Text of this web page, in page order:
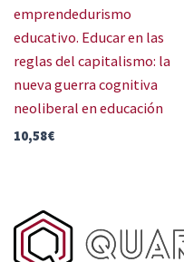
emprendedurismo
educativo. Educar en las
reglas del capitalismo: la
nueva guerra cognitiva
neoliberal en educación
10,58€